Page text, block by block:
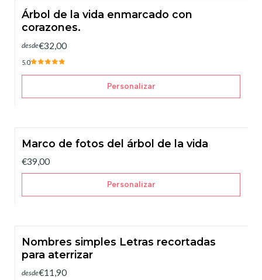
Árbol de la vida enmarcado con
corazones.
desde€32,00
5.0
Personalizar
Marco de fotos del árbol de la vida
€39,00
Personalizar
Nombres simples Letras recortadas
para aterrizar
desde€11,90